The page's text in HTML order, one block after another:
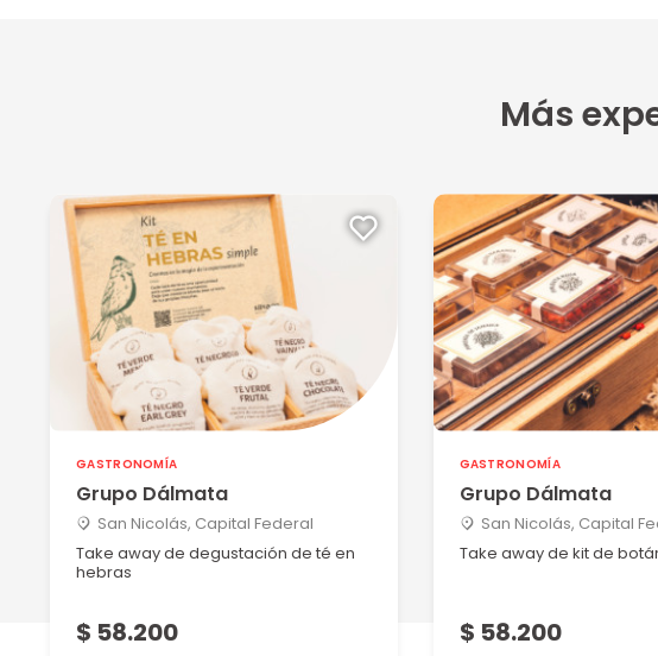
Más
GASTRONOMÍA
Grupo Dálmata
San Nicolás, Capital Federal
Take away de degustación de té en
hebras
$ 58.200
GASTRONOMÍA
Grupo Dálmata
San Nicolás, Capital
Take away de kit de
$ 58.200